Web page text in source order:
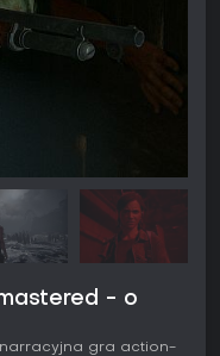
- o
narracyjna gra action-